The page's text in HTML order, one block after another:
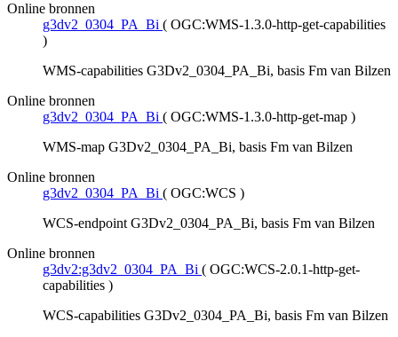
Online bronnen
g3dv2_0304_PA_Bi ( OGC:WMS-1.3.0-http-get-capabilities
)
WMS-capabilities G3Dv2_0304_PA_Bi, basis Fm van Bilzen
Online bronnen
g3dv2_0304_PA_Bi ( OGC:WMS-1.3.0-http-get-map )
WMS-map G3Dv2_0304_PA_Bi, basis Fm van Bilzen
Online bronnen
g3dv2_0304_PA_Bi ( OGC:WCS )
WCS-endpoint G3Dv2_0304_PA_Bi, basis Fm van Bilzen
Online bronnen
g3dv2:g3dv2_0304_PA_Bi ( OGC:WCS-2.0.1-http-get-
capabilities )
WCS-capabilities G3Dv2_0304_PA_Bi, basis Fm van Bilzen